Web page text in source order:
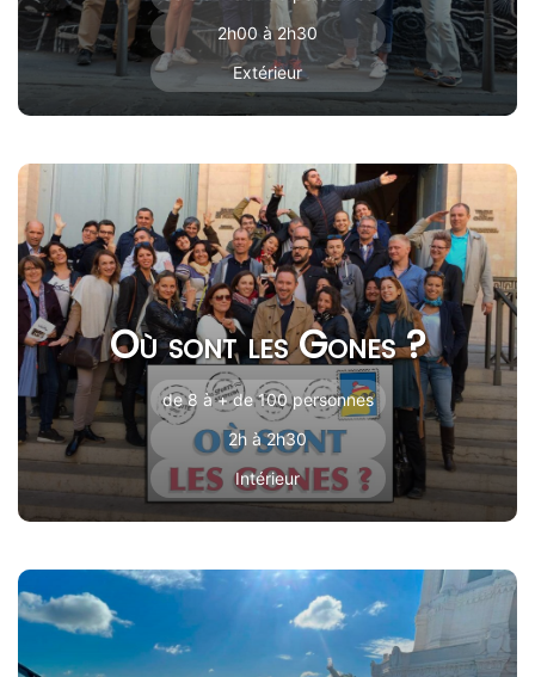
2h00 à 2h30
Extérieur
Où sont les Gones ?
de 8 à + de 100 personnes
2h à 2h30
Intérieur